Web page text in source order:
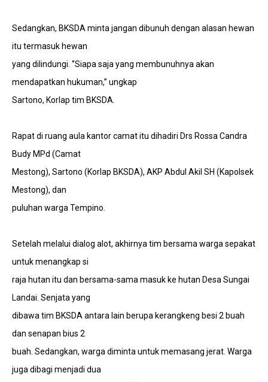
Sedangkan, BKSDA minta jangan dibunuh dengan alasan hewan
itu termasuk hewan
yang dilindungi. ‘’Siapa saja yang membunuhnya akan
mendapatkan hukuman,’’ ungkap
Sartono, Korlap tim BKSDA.
Rapat di ruang aula kantor camat itu dihadiri Drs Rossa Candra
Budy MPd (Camat
Mestong), Sartono (Korlap BKSDA), AKP Abdul Akil SH (Kapolsek
Mestong), dan
puluhan warga Tempino.
Setelah melalui dialog alot, akhirnya tim bersama warga sepakat
untuk menangkap si
raja hutan itu dan bersama-sama masuk ke hutan Desa Sungai
Landai. Senjata yang
dibawa tim BKSDA antara lain berupa kerangkeng besi 2 buah
dan senapan bius 2
buah. Sedangkan, warga diminta untuk memasang jerat. Warga
juga dibagi menjadi dua